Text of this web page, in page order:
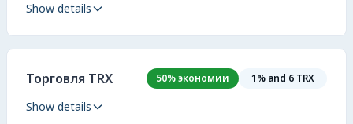
Show details
Торговля TRX 50% экономии 1% and 6 TRX
Show details